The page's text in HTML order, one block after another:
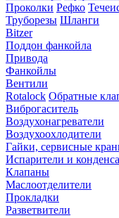
Проколки Рефко
Труборезы Шланги
Bitzer
Поддон фанкойла
Привода
Фанкойлы
Вентили
Rotalock Обратные
Виброгаситель
Воздухонагреватели
Воздухоохлодители
Гайки, сервисные
Испарители и
Клапаны
Маслоотделители
Прокладки
Разветвители